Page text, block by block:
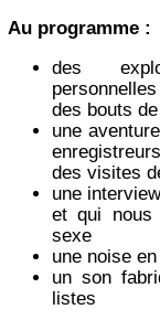
Au programme :
des
des bouts
une
des visites
une
et qui nous
sexe
une noise
un son
listes